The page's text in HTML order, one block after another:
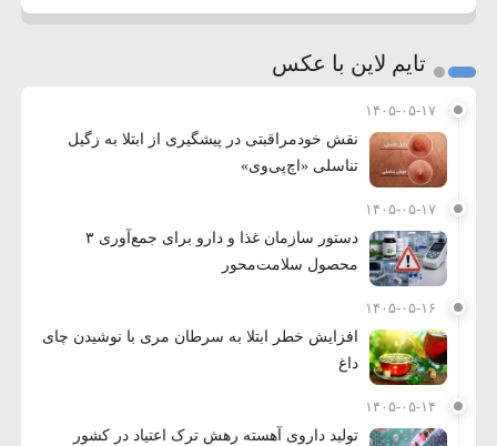
تایم لاین با عکس
۱۴۰۵-۰۵-۱۷
نقش خودمراقبتی در پیشگیری از ابتلا به زگیل
تناسلی «اچ‌پی‌وی»
۱۴۰۵-۰۵-۱۷
دستور سازمان غذا و دارو برای جمع‌آوری ۳
محصول سلامت‌محور
۱۴۰۵-۰۵-۱۶
افزایش خطر ابتلا به سرطان مری با نوشیدن چای
داغ
۱۴۰۵-۰۵-۱۴
تولید داروی آهسته رهش ترک اعتیاد در کشور